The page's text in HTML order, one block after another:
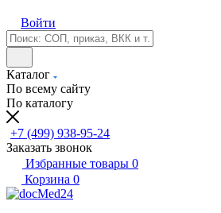
Войти
Каталог
По всему сайту
По каталогу
+7 (499) 938-95-24
Заказать звонок
Избранные товары 0
Корзина 0